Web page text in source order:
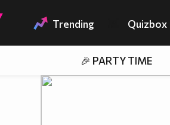
Trending Quizbox
🎉 PARTY TIME